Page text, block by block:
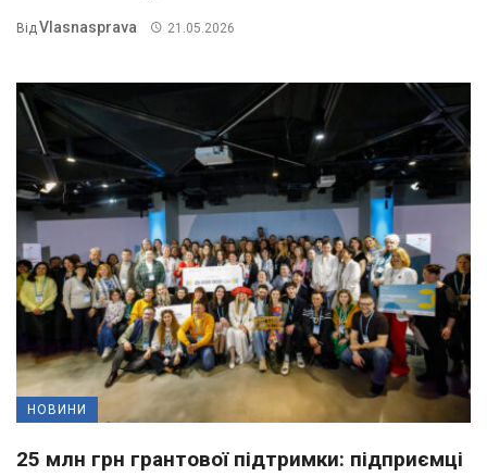
Від Vlasnasprava 21.05.2026
НОВИНИ
25 млн грн грантової підтримки: підприємці